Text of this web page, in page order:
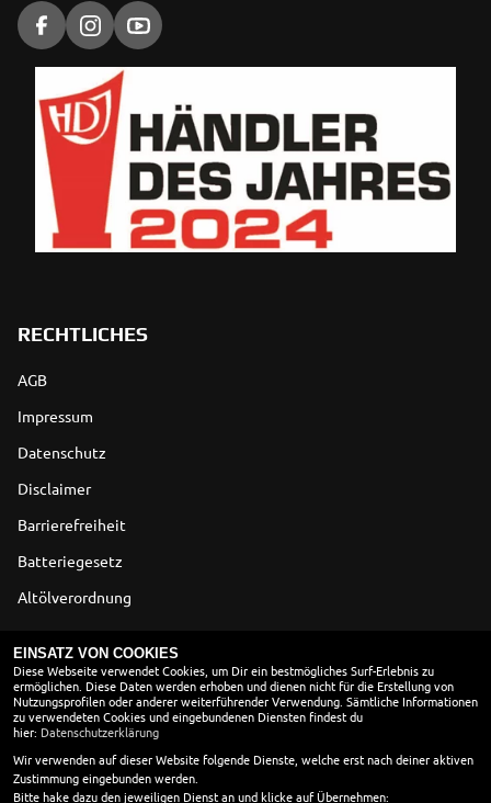
RECHTLICHES
AGB
Impressum
Datenschutz
Disclaimer
Barrierefreiheit
Batteriegesetz
Altölverordnung
ÖFFNUNGSZEITEN
ÖFFNUNGSZEITEN
Montag:
10:00 - 18:00
Dienstag:
10:00 - 18:00
Mittwoch:
10:00 - 18:00
EINSATZ VON COOKIES
Diese Webseite verwendet Cookies, um Dir ein bestmögliches Surf-Erlebnis zu
ermöglichen. Diese Daten werden erhoben und dienen nicht für die Erstellung von
Nutzungsprofilen oder anderer weiterführender Verwendung. Sämtliche Informationen
zu verwendeten Cookies und eingebundenen Diensten findest du
hier: Datenschutzerklärung
Wir verwenden auf dieser Website folgende Dienste, welche erst nach deiner aktiven
Zustimmung eingebunden werden.
Bitte hake dazu den jeweiligen Dienst an und klicke auf Übernehmen: